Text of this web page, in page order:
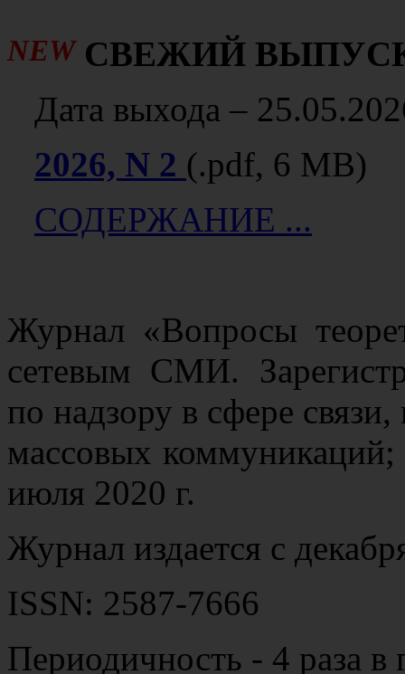
NEWСВЕЖИЙ
Дата выхода –
2026, N 2 (.pdf, 6 MB)
СОДЕРЖАНИЕ ...
Журнал «Вопросы
сетевым СМИ.
по надзору в сфере
массовых
июля 2020 г.
Журнал издается с
ISSN: 2587-7666
Периодичность - 4 раза в